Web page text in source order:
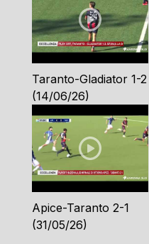
Taranto-Gladiator 1-2
(14/06/26)
Apice-Taranto 2-1
(31/05/26)